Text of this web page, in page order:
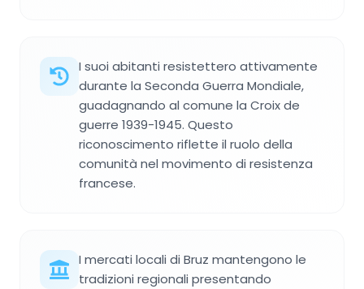
I suoi abitanti resistettero attivamente
durante la Seconda Guerra Mondiale,
guadagnando al comune la Croix de
guerre 1939-1945. Questo
riconoscimento riflette il ruolo della
comunità nel movimento di resistenza
francese.
I mercati locali di Bruz mantengono le
tradizioni regionali presentando